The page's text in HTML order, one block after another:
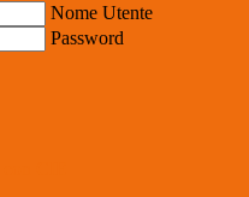
Nome Utente
Password